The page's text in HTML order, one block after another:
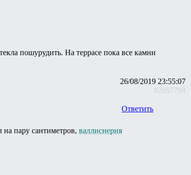
пошурудить. На террасе пока все камни
26/08/2019 23:55:07
#2667794
Ответить
на пару сантиметров, валлиснерия